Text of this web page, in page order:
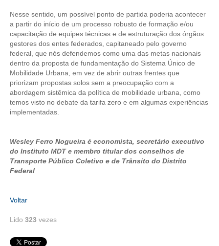
Nesse sentido, um possível ponto de partida poderia acontecer
a partir do início de um processo robusto de formação e/ou
capacitação de equipes técnicas e de estruturação dos órgãos
gestores dos entes federados, capitaneado pelo governo
federal, que nós defendemos como uma das metas nacionais
dentro da proposta de fundamentação do Sistema Único de
Mobilidade Urbana, em vez de abrir outras frentes que
priorizam propostas solos sem a preocupação com a
abordagem sistêmica da política de mobilidade urbana, como
temos visto no debate da tarifa zero e em algumas experiências
implementadas.
Wesley Ferro Nogueira é economista, secretário executivo
do Instituto MDT e membro titular dos conselhos de
Transporte Público Coletivo e de Trânsito do Distrito
Federal
Voltar
Lido 323 vezes